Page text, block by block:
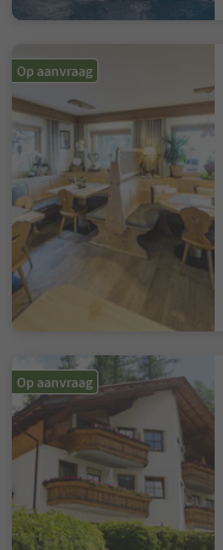
Op aanvraag
Op aanvraag